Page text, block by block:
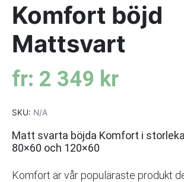
Komfort böjd
Mattsvart
fr: 2 349 kr
SKU: N/A
Matt svarta böjda Komfort i
80×60 och 120×60
Komfort är vår populäraste produkt